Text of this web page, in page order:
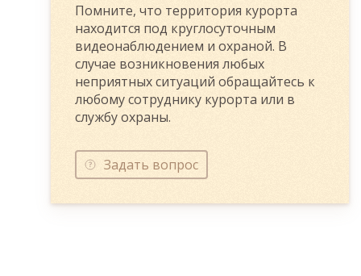
Помните, что территория курорта
находится под круглосуточным
видеонаблюдением и охраной. В
случае возникновения любых
неприятных ситуаций обращайтесь к
любому сотруднику курорта или в
службу охраны.
Задать вопрос